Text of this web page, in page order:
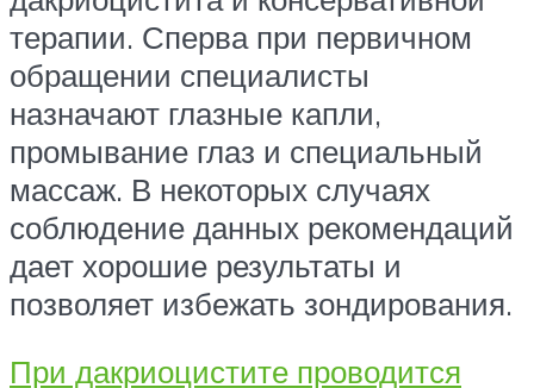
терапии. Сперва при первичном
обращении специалисты
назначают глазные капли,
промывание глаз и специальный
массаж. В некоторых случаях
соблюдение данных рекомендаций
дает хорошие результаты и
позволяет избежать зондирования.
При дакриоцистите проводится